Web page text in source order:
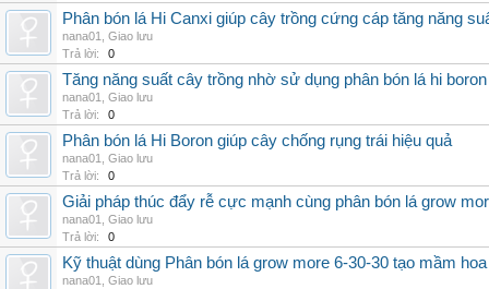
Phân bón lá Hi Canxi giúp cây trồng cứng cáp tăng năng
nana01
Giao lưu
Trả lời:
0
Tăng năng suất cây trồng nhờ sử dụng phân bón lá hi
nana01
Giao lưu
Trả lời:
0
Phân bón lá Hi Boron giúp cây chống rụng trái hiệu quả
nana01
Giao lưu
Trả lời:
0
Giải pháp thúc đẩy rễ cực mạnh cùng phân bón lá grow
nana01
Giao lưu
Trả lời:
0
Kỹ thuật dùng Phân bón lá grow more 6-30-30 tạo mầm hoa
nana01
Giao lưu